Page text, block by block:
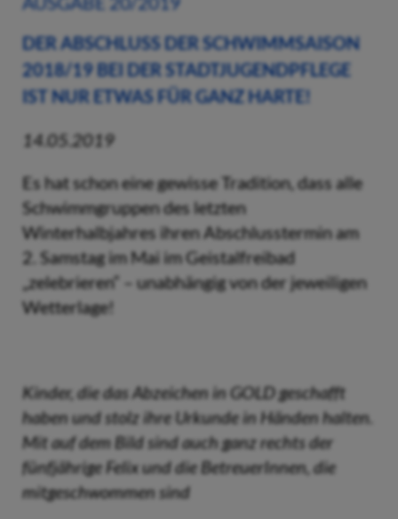
DER ABSCHLUSS DER SCHWIMMSAISON
2018/19 BEI DER STADTJUGENDPFLEGE
IST NUR ETWAS FÜR GANZ HARTE!
14.05.2019
Es hat schon eine gewisse Tradition, dass alle
Schwimmgruppen des letzten
Winterhalbjahres ihren Abschlusstermin am
2. Samstag im Mai im Geistalfreibad
„zelebrieren“ – unabhängig von der jeweiligen
Wetterlage!
Kinder, die das Abzeichen in GOLD geschafft
haben und stolz ihre Urkunde in Händen halten.
Mit auf dem Bild sind auch ganz rechts der
fünfjährige Felix und die BetreuerInnen, die
mitgeschwommen sind